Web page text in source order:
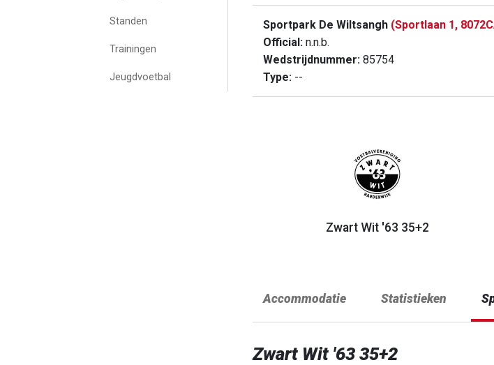
Standen
Trainingen
Jeugdvoetbal
Sportpark De Wiltsangh (Sportlaan 1,
Official: n.n.b.
Wedstrijdnummer: 85754
Type: --
Zwart Wit '63 35+2
Accommodatie Statistieken
Zwart Wit '63 35+2